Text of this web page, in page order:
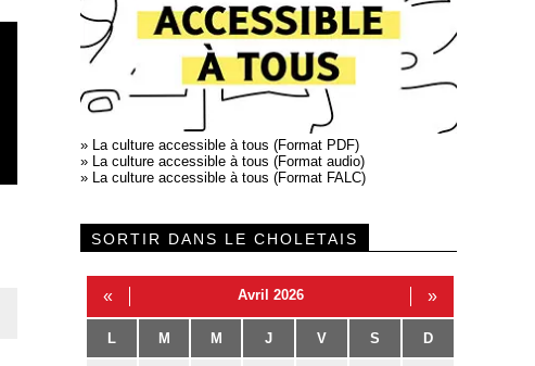
» La culture accessible à tous (Format PDF)
» La culture accessible à tous (Format audio)
» La culture accessible à tous (Format FALC)
SORTIR DANS LE CHOLETAIS
« Avril 2026 »
L M M J V S D